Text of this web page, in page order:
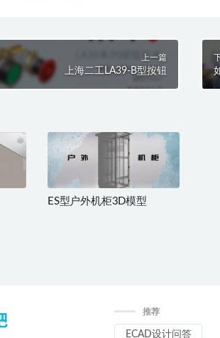
上一篇
上海二工LA39-B型按钮
ES型户外机柜3D模型
推荐
ECAD设计问答